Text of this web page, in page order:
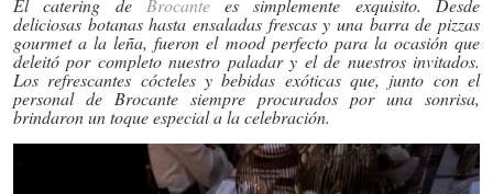
El catering de Brocantees simplemente exquisito. Desde
deliciosas botanas hasta ensaladas frescas y una barra de pizzas
gourmet a la leña, fueron el mood perfecto para la ocasión que
deleitó por completo nuestro paladar y el de nuestros invitados.
Los refrescantes cócteles y bebidas exóticas que, junto con el
personal de Brocante siempre procurados por una sonrisa,
brindaron un toque especial a la celebración.